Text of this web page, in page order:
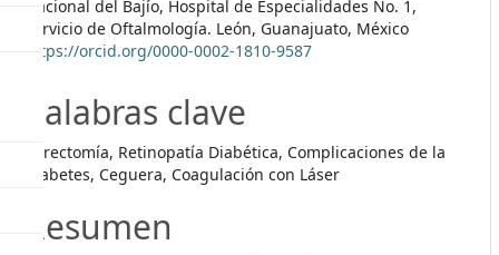
Nacional del Bajío, Hospital de Especialidades No. 1,
Servicio de Oftalmología. León, Guanajuato, México
https://orcid.org/0000-0002-1810-9587
Palabras clave
Vitrectomía, Retinopatía Diabética, Complicaciones de la
Diabetes, Ceguera, Coagulación con Láser
Resumen